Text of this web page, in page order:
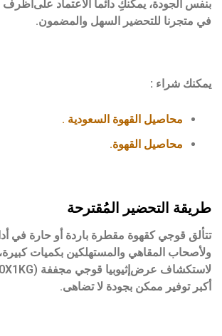
بنفس الجودة، يمكنكِ دائماً الاعتماد علىأظرف
في متجرنا للتحضير السهل والمضمون.
يمكنك شراء :
محاصيل القهوة السعودية .
محاصيل القهوة.
طريقة التحضير المُقترحة
تتألق قوجي كقهوة مقطرة باردة أو حارة في
ولأصحاب المقاهي والمستهلكين بكميات
لاستكشاف عرضإثيوبيا قوجي مجففة (30X1KG)
أكبر توفير ممكن بجودة لا تضاهى.